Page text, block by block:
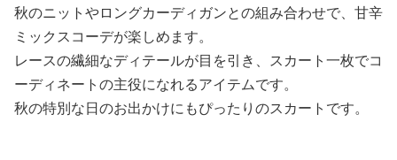
秋のニットやロングカーディガンとの組み合わせで、甘辛
ミックスコーデが楽しめます。
レースの繊細なディテールが目を引き、スカート一枚でコ
ーディネートの主役になれるアイテムです。
秋の特別な日のお出かけにもぴったりのスカートです。